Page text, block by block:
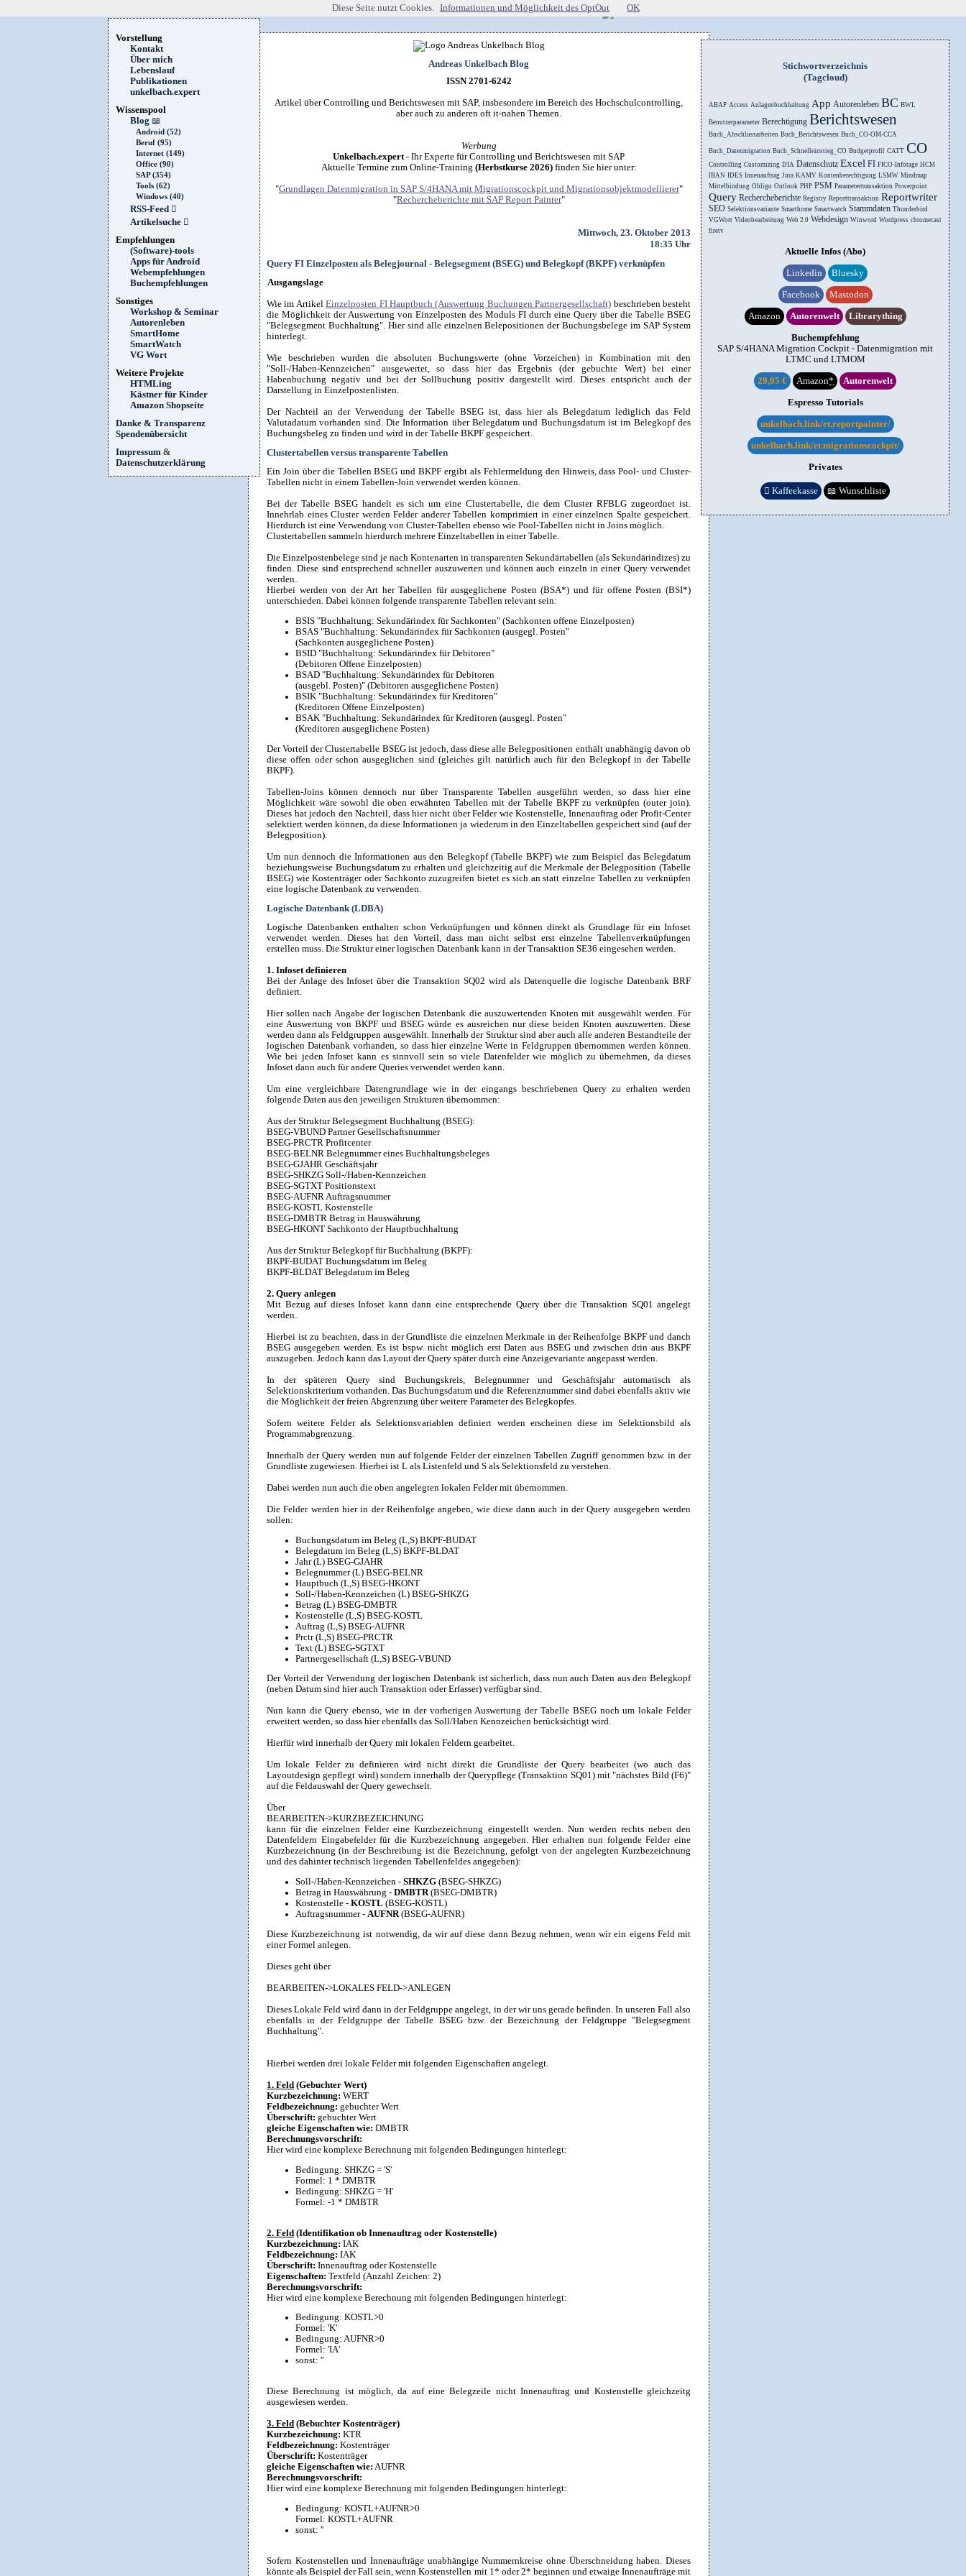
Vorstellung
Kontakt
Über mich
Lebenslauf
Publikationen
unkelbach.expert
Wissenspool
Blog 📖
Android (52)
Beruf (95)
Internet (149)
Office (90)
SAP (354)
Tools (62)
Windows (40)
RSS-Feed 
Artikelsuche 
Empfehlungen
(Software)-tools
Apps für Android
Webempfehlungen
Buchempfehlungen
Sonstiges
Workshop & Seminar
Autorenleben
SmartHome
SmartWatch
VG Wort
Weitere Projekte
HTMLing
Kästner für Kinder
Amazon Shopseite
Danke & Transparenz
Spendenübersicht
Impressum &
Datenschutzerklärung
Andreas Unkelbach Blog
ISSN 2701-6242
Artikel über Controlling und Berichtswesen mit SAP, insbesondere im Bereich des Hochschulcontrolling,
aber auch zu anderen oft it-nahen Themen.
Werbung
Unkelbach.expert- Ihr Experte für Controlling und Berichtswesen mit SAP
Aktuelle Termine zum Online-Training (Herbstkurse 2026)finden Sie hier unter:
"Grundlagen Datenmigration in SAP S/4HANA mit Migrationscockpit und Migrationsobjektmodellierer"
"Rechercheberichte mit SAP Report Painter"
Mittwoch, 23. Oktober 2013
18:35 Uhr
Query FI Einzelposten als Belegjournal - Belegsegment (BSEG) und Belegkopf (BKPF) verknüpfen
Ausgangslage
Wie im ArtikelEinzelposten FI Hauptbuch (Auswertung Buchungen Partnergesellschaft) beschrieben besteht
die Möglichkeit der Auswertung von Einzelposten des Moduls FI durch eine Query über die Tabelle BSEG
"Belegsegment Buchhaltung". Hier sind alle einzelnen Belepositionen der Buchungsbelege im SAP System
hinterlegt.
Wie beschrieben wurden die absoluten Buchungswerte (ohne Vorzeichen) in Kombination mit den
"Soll-/Haben-Kennzeichen" ausgewertet, so dass hier das Ergebnis (der gebuchte Wert) bei einer
Habenbuchung negativ und bei der Sollbuchung positiv dargestellt wird. Dieses entspricht auch der
Darstellung in Einzelpostenlisten.
Der Nachteil an der Verwendung der Tabelle BSEG ist, dass hier als Belegdatum lediglich das Feld
Valutadatum vorhanden sind. Die Information über Belegdatum und Buchungsdatum ist im Belegkopf des
Buchungsbeleg zu finden und wird in der Tabelle BKPF gespeichert.
Clustertabellen versus transparente Tabellen
Ein Join über die Tabellen BSEG und BKPF ergibt als Fehlermeldung den Hinweis, dass Pool- und Cluster-
Tabellen nicht in einem Tabellen-Join verwendet werden können.
Bei der Tabelle BSEG handelt es sich um eine Clustertabelle, die dem Cluster RFBLG zugeordnet ist.
Innehrlab eines Cluster werden Felder anderer Tabellen komprimiert in einer einzelnen Spalte gespeichert.
Hierdurch ist eine Verwendung von Cluster-Tabellen ebenso wie Pool-Tabellen nicht in Joins möglich.
Clustertabellen sammeln hierdurch mehrere Einzeltabellen in einer Tabelle.
Die Einzelpostenbelege sind je nach Kontenarten in transparenten Sekundärtabellen (als Sekundärindizes) zu
finden. Diese sind entsprechend schneller auszuwerten und können auch einzeln in einer Query verwendet
werden.
Hierbei werden von der Art her Tabellen für ausgeglichene Posten (BSA*) und für offene Posten (BSI*)
unterschieden. Dabei können folgende transparente Tabellen relevant sein:
BSIS "Buchhaltung: Sekundärindex für Sachkonten" (Sachkonten offene Einzelposten)
BSAS "Buchhaltung: Sekundärindex für Sachkonten (ausgegl. Posten"
(Sachkonten ausgeglichene Posten)
BSID "Buchhaltung: Sekundärindex für Debitoren"
(Debitoren Offene Einzelposten)
BSAD "Buchhaltung: Sekundärindex für Debitoren
(ausgebl. Posten)" (Debitoren ausgeglichene Posten)
BSIK "Buchhaltung: Sekundärindex für Kreditoren"
(Kreditoren Offene Einzelposten)
BSAK "Buchhaltung: Sekundärindex für Kreditoren (ausgegl. Posten"
(Kreditoren ausgeglichene Posten)
Der Vorteil der Clustertabelle BSEG ist jedoch, dass diese alle Belegpositionen enthält unabhängig davon ob
diese offen oder schon ausgeglichen sind (gleiches gilt natürlich auch für den Belegkopf in der Tabelle
BKPF).
Tabellen-Joins können dennoch nur über Transparente Tabellen ausgeführt werden, so dass hier eine
Möglichkeit wäre sowohl die oben erwähnten Tabellen mit der Tabelle BKPF zu verknüpfen (outer join).
Dieses hat jedoch den Nachteil, dass hier nicht über Felder wie Kostenstelle, Innenauftrag oder Profit-Center
selektiert werden können, da diese Informationen ja wiederum in den Einzeltabellen gespeichert sind (auf der
Belegposition).
Um nun dennoch die Informationen aus den Belegkopf (Tabelle BKPF) wie zum Beispiel das Belegdatum
beziehungsweise Buchungsdatum zu erhalten und gleichzeitig auf die Merkmale der Belegposition (Tabelle
BSEG) wie Kostenträger oder Sachkonto zuzugreifen bietet es sich an statt einzelne Tabellen zu verknüpfen
eine logische Datenbank zu verwenden.
Logische Datenbank (LDBA)
Logische Datenbanken enthalten schon Verknüpfungen und können direkt als Grundlage für ein Infoset
verwendet werden. Dieses hat den Vorteil, dass man nicht selbst erst einzelne Tabellenverknüpfungen
erstellen muss. Die Struktur einer logischen Datenbank kann in der Transaktion SE36 eingesehen werden.
1. Infoset definieren
Bei der Anlage des Infoset über die Transaktion SQ02 wird als Datenquelle die logische Datenbank BRF
definiert.
Hier sollen nach Angabe der logischen Datenbank die auszuwertenden Knoten mit ausgewählt werden. Für
eine Auswertung von BKPF und BSEG würde es ausreichen nur diese beiden Knoten auszuwerten. Diese
werden dann als Feldgruppen ausgewählt. Innerhalb der Struktur sind aber auch alle anderen Bestandteile der
logischen Datenbank vorhanden, so dass hier einzelne Werte in Feldgruppen übernommen werden können.
Wie bei jeden Infoset kann es sinnvoll sein so viele Datenfelder wie möglich zu übernehmen, da dieses
Infoset dann auch für andere Queries verwendet werden kann.
Um eine vergleichbare Datengrundlage wie in der eingangs beschriebenen Query zu erhalten werden
folgende Daten aus den jeweiligen Strukturen übernommen:
Aus der Struktur Belegsegment Buchhaltung (BSEG):
BSEG-VBUND Partner Gesellschaftsnummer
BSEG-PRCTR Profitcenter
BSEG-BELNR Belegnummer eines Buchhaltungsbeleges
BSEG-GJAHR Geschäftsjahr
BSEG-SHKZG Soll-/Haben-Kennzeichen
BSEG-SGTXT Positionstext
BSEG-AUFNR Auftragsnummer
BSEG-KOSTL Kostenstelle
BSEG-DMBTR Betrag in Hauswährung
BSEG-HKONT Sachkonto der Hauptbuchhaltung
Aus der Struktur Belegkopf für Buchhaltung (BKPF):
BKPF-BUDAT Buchungsdatum im Beleg
BKPF-BLDAT Belegdatum im Beleg
2. Query anlegen
Mit Bezug auf dieses Infoset kann dann eine entsprechende Query über die Transaktion SQ01 angelegt
werden.
Hierbei ist zu beachten, dass in der Grundliste die einzelnen Merkmale in der Reihenfolge BKPF und danch
BSEG ausgegeben werden. Es ist bspw. nicht möglich erst Daten aus BSEG und zwischen drin aus BKPF
auszugeben. Jedoch kann das Layout der Query später durch eine Anzeigevariante angepasst werden.
In der späteren Query sind Buchungskreis, Belegnummer und Geschäftsjahr automatisch als
Selektionskriterium vorhanden. Das Buchungsdatum und die Referenznummer sind dabei ebenfalls aktiv wie
die Möglichkeit der freien Abgrenzung über weitere Parameter des Belegkopfes.
Sofern weitere Felder als Selektionsvariablen definiert werden erscheinen diese im Selektionsbild als
Programmabgrenzung.
Innerhalb der Query werden nun auf folgende Felder der einzelnen Tabellen Zugriff genommen bzw. in der
Grundliste zugewiesen. Hierbei ist L als Listenfeld und S als Selektionsfeld zu verstehen.
Dabei werden nun auch die oben angelegten lokalen Felder mit übernommen.
Die Felder werden hier in der Reihenfolge angeben, wie diese dann auch in der Query ausgegeben werden
sollen:
Buchungsdatum im Beleg (L,S) BKPF-BUDAT
Belegdatum im Beleg (L,S) BKPF-BLDAT
Jahr (L) BSEG-GJAHR
Belegnummer (L) BSEG-BELNR
Hauptbuch (L,S) BSEG-HKONT
Soll-/Haben-Kennzeichen (L) BSEG-SHKZG
Betrag (L) BSEG-DMBTR
Kostenstelle (L,S) BSEG-KOSTL
Auftrag (L,S) BSEG-AUFNR
Prctr (L,S) BSEG-PRCTR
Text (L) BSEG-SGTXT
Partnergesellschaft (L,S) BSEG-VBUND
Der Vorteil der Verwendung der logischen Datenbank ist sicherlich, dass nun auch Daten aus den Belegkopf
(neben Datum sind hier auch Transaktion oder Erfasser) verfügbar sind.
Nun kann die Query ebenso, wie in der vorherigen Auswertung der Tabelle BSEG noch um lokale Felder
erweitert werden, so dass hier ebenfalls das Soll/Haben Kennzeichen berücksichtigt wird.
Hierfür wird innerhalb der Query mit lokalen Feldern gearbeitet.
Um lokale Felder zu definieren wird nicht direkt die Grundliste der Query bearbeitet (wo auch das
Layoutdesign gepflegt wird) sondern innerhalb der Querypflege (Transaktion SQ01) mit "nächstes Bild (F6)"
auf die Feldauswahl der Query gewechselt.
Über
BEARBEITEN->KURZBEZEICHNUNG
kann für die einzelnen Felder eine Kurzbezeichnung eingestellt werden. Nun werden rechts neben den
Datenfeldern Eingabefelder für die Kurzbezeichnung angegeben. Hier erhalten nun folgende Felder eine
Kurzbezeichnung (in der Beschreibung ist die Bezeichnung, gefolgt von der angelegten Kurzbezeichnung
und des dahinter technisch liegenden Tabellenfeldes angegeben):
Soll-/Haben-Kennzeichen - SHKZG (BSEG-SHKZG)
Betrag in Hauswährung - DMBTR(BSEG-DMBTR)
Kostenstelle - KOSTL (BSEG-KOSTL)
Auftragsnummer - AUFNR(BSEG-AUFNR)
Diese Kurzbezeichnung ist notwendig, da wir auf diese dann Bezug nehmen, wenn wir ein eigens Feld mit
einer Formel anlegen.
Dieses geht über
BEARBEITEN->LOKALES FELD->ANLEGEN
Dieses Lokale Feld wird dann in der Feldgruppe angelegt, in der wir uns gerade befinden. In unseren Fall also
ebenfalls in der Feldgruppe der Tabelle BSEG bzw. der Bezeichnung der Feldgruppe "Belegsegment
Buchhaltung".
Hierbei werden drei lokale Felder mit folgenden Eigenschaften angelegt.
1. Feld (Gebuchter Wert)
Kurzbezeichnung: WERT
Feldbezeichnung: gebuchter Wert
Überschrift: gebuchter Wert
gleiche Eigenschaften wie: DMBTR
Berechnungsvorschrift:
Hier wird eine komplexe Berechnung mit folgenden Bedingungen hinterlegt:
Bedingung: SHKZG = 'S'
Formel: 1 * DMBTR
Bedingung: SHKZG = 'H'
Formel: -1 * DMBTR
2. Feld (Identifikation ob Innenauftrag oder Kostenstelle)
Kurzbezeichnung: IAK
Feldbezeichnung: IAK
Überschrift: Innenauftrag oder Kostenstelle
Eigenschaften: Textfeld (Anzahl Zeichen: 2)
Berechnungsvorschrift:
Hier wird eine komplexe Berechnung mit folgenden Bedingungen hinterlegt:
Bedingung: KOSTL>0
Formel: 'K'
Bedingung: AUFNR>0
Formel: 'IA'
sonst: ''
Diese Berechnung ist möglich, da auf eine Belegzeile nicht Innenauftrag und Kostenstelle gleichzeitg
ausgewiesen werden.
3. Feld (Bebuchter Kostenträger)
Kurzbezeichnung: KTR
Feldbezeichnung: Kostenträger
Überschrift: Kostenträger
gleiche Eigenschaften wie: AUFNR
Berechnungsvorschrift:
Hier wird eine komplexe Berechnung mit folgenden Bedingungen hinterlegt:
Bedingung: KOSTL+AUFNR>0
Formel: KOSTL+AUFNR
sonst: ''
Sofern Kostenstellen und Innenaufträge unabhängige Nummernkreise ohne Überschneidung haben. Dieses
könnte als Beispiel der Fall sein, wenn Kostenstellen mit 1* oder 2* beginnen und etwaige Innenaufträge mit
Stichwortverzeichnis
(Tagcloud)
ABAP Access Anlagenbuchhaltung App Autorenleben BC BWL
Benutzerparameter Berechtigung Berichtswesen
Buch_Abschlussarbeiten Buch_Berichtswesen Buch_CO-OM-CCA
Buch_Datenmigration Buch_Schnelleinstieg_CO Budgetprofil CATT CO
Controlling Customizing DIA Datenschutz Excel FI FICO-Infotage HCM
IBAN IDES Innenauftrag Jura KAMV Kontenberechtigung LSMW Mindmap
Mittelbindung Obligo Outlook PHP PSM Parametertransaktion Powerpoint
Query Rechercheberichte Registry Reporttransaktion Reportwriter
SEO Selektionsvariante Smarthome Smartwatch Stammdaten Thunderbird
VGWort Videobearbeitung Web 2.0 Webdesign Winword Wordpress chromecast
firetv
Aktuelle Infos (Abo)
Linkedin Bluesky
Facebook Mastodon
Amazon Autorenwelt Librarything
Buchempfehlung
SAP S/4HANA Migration Cockpit - Datenmigration mit
LTMC und LTMOM
29,95 € Amazon* Autorenwelt
Espresso Tutorials
unkelbach.link/et.reportpainter/
unkelbach.link/et.migrationscockpit/
Privates
 Kaffeekasse 📖 Wunschliste
Diese Seite nutzt Cookies. Informationen und Möglichkeit des OptOut OK